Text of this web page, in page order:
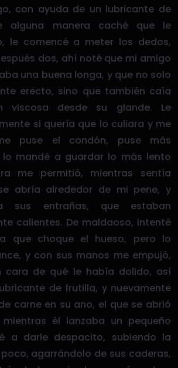
con ayuda de un lubricante de
alguna manera caché que le
le comencé a meter los dedos,
dos, ahí noté que mi amigo
una buena longa, y que no solo
erecto, sino que también caía
viscosa desde su glande. Le
si quería que lo culiara y me
puse el condón, puse más
lo mandé a guardar lo más lento
me permitió, mientras sentía
abría alrededor de mi pene, y
sus entrañas, que estaban
calientes. De maldaoso, intenté
que choque el hueso, pero lo
y con sus manos me empujó,
cara de qué le había dolido, así
de frutilla, y nuevamente
carne en su ano, el que se abrió
él lanzaba un pequeño
a darle despacito, subiendo la
agarrándolo de sus caderas,